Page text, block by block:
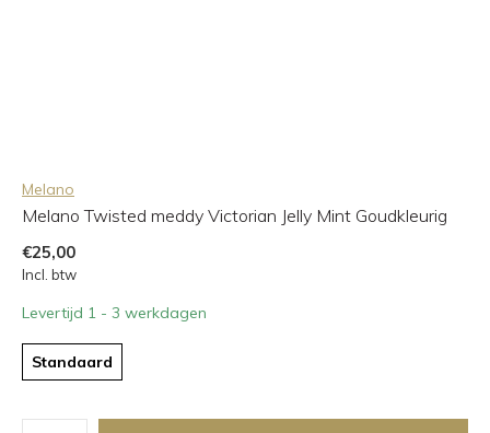
Melano
Melano Twisted meddy Victorian Jelly Mint Goudkleurig
€25,00
Incl. btw
Levertijd 1 - 3 werkdagen
Standaard